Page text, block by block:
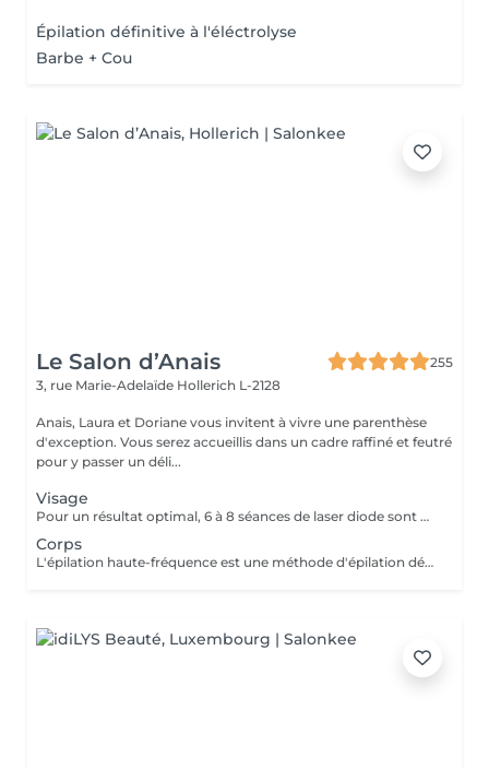
Épilation définitive à l'éléctrolyse
Barbe + Cou
Le Salon d’Anais
255
3, rue Marie-Adelaïde Hollerich L-2128
Anais, Laura et Doriane vous invitent à vivre une parenthèse
d'exception. Vous serez accueillis dans un cadre raffiné et feutré
pour y passer un déli...
Visage
Pour un résultat optimal, 6 à 8 séances de laser diode sont généralement recommandées. En cas de pilosité plus dense, quelques séances supplémentaires peuvent être nécessaires. Recommandations avant chaque séance : - Raser la zone concernée 24h à 48h avant le rendez-vous - Ne pas utiliser de cire, d'épilateur électrique ou de pince à épiler durant les 6 semaines précédant le début du traitement (le rasoir ou les ciseaux restent autorisés) En fin de traitement, 5 à 10 % des poils peuvent subsister. Ceux-ci seront éliminés lors des séances d'entretien, à raison de 1 à 2 fois par an. Le laser traite tous les types de peau, de la plus claire à la plus foncée, ainsi que la majorité des types de poils, à l'exception des poils blancs, qui ne contiennent pas de mélanine.
Corps
L'épilation haute-fréquence est une méthode d'épilation définitive au poil par poil. Plus clairement, l'épilation haute fréquence est une évolution de l'épilation électrique aussi appelée électrolyse. Vous l'aurez compris, il s'agit d'une alternative efficace pour tous les types de poils. Notamment les poils blonds, blancs et roux qui ne sont donc pas éligibles à l'épilation laser. Les zones les plus traitées sont les zones du visage. 3€ la minute